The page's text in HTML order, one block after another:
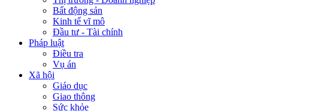
Bất động sản
Kinh tế vĩ mô
Đầu tư - Tài chính
Pháp luật
Điều tra
Vụ án
Xã hội
Giáo dục
Giao thông
Sức khỏe